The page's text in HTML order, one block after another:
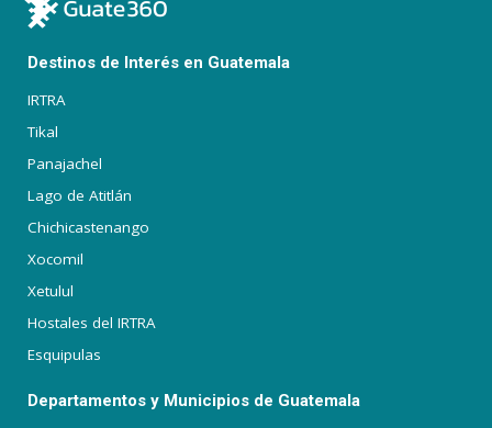
Destinos de Interés en Guatemala
IRTRA
Tikal
Panajachel
Lago de Atitlán
Chichicastenango
Xocomil
Xetulul
Hostales del IRTRA
Esquipulas
Departamentos y Municipios de Guatemala